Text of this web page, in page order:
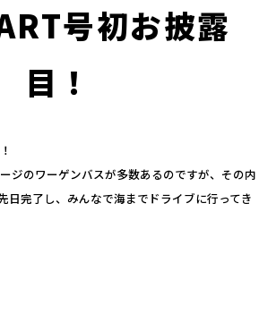
号初お披露
目！
ジのワーゲンバスが多数あるのですが、その内
日完了し、みんなで海までドライブに行ってき